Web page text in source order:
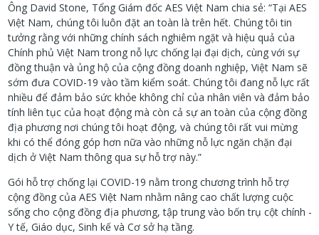
Ông David Stone, Tổng Giám đốc AES Việt Nam chia sẻ: “Tại AES
Việt Nam, chúng tôi luôn đặt an toàn là trên hết. Chúng tôi tin
tưởng rằng với những chính sách nghiêm ngặt và hiệu quả của
Chính phủ Việt Nam trong nỗ lực chống lại đại dịch, cùng với sự
đồng thuận và ủng hộ của cộng đồng doanh nghiệp, Việt Nam sẽ
sớm đưa COVID-19 vào tầm kiểm soát. Chúng tôi đang nỗ lực rất
nhiều để đảm bảo sức khỏe không chỉ của nhân viên và đảm bảo
tính liên tục của hoạt động mà còn cả sự an toàn của cộng đồng
địa phương nơi chúng tôi hoạt động, và chúng tôi rất vui mừng
khi có thể đóng góp hơn nữa vào những nỗ lực ngăn chặn đại
dịch ở Việt Nam thông qua sự hỗ trợ này.”
Gói hỗ trợ chống lại COVID-19 nằm trong chương trình hỗ trợ
cộng đồng của AES Việt Nam nhằm nâng cao chất lượng cuộc
sống cho cộng đồng địa phương, tập trung vào bốn trụ cột chính -
Y tế, Giáo dục, Sinh kế và Cơ sở hạ tầng.